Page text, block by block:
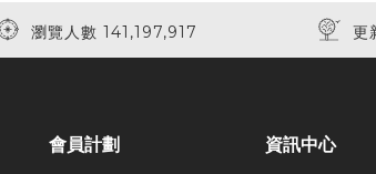
瀏覽人數 141,197,917 更
會員計劃 資訊中心